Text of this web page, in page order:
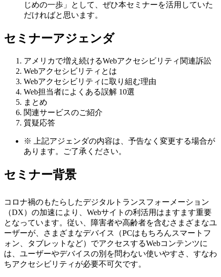
じめの一歩」として、ぜひ本セミナーを活用していた
だければと思います。
セミナーアジェンダ
アメリカで増え続けるWebアクセシビリティ関連訴訟
Webアクセシビリティとは
Webアクセシビリティに取り組む理由
Web担当者によくある誤解 10選
まとめ
関連サービスのご紹介
質疑応答
※
上記アジェンダの内容は、予告なく変更する場合が
あります。ご了承ください。
セミナー背景
コロナ禍のもたらしたデジタルトランスフォーメーション
（DX）の加速により、Webサイトの利活用はますます重要
となっています。従い、障害者や高齢者を含むさまざまなユ
ーザーが、さまざまなデバイス（PCはもちろんスマートフ
ォン、タブレットなど）でアクセスするWebコンテンツに
は、ユーザーやデバイスの別を問わない使いやすさ、すなわ
ちアクセシビリティが必要不可欠です。